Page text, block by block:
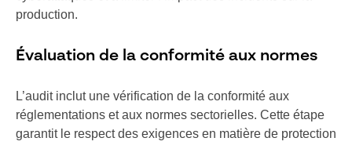
production.
Évaluation de la conformité aux normes
L’audit inclut une vérification de la conformité aux
réglementations et aux normes sectorielles. Cette étape
garantit le respect des exigences en matière de protection